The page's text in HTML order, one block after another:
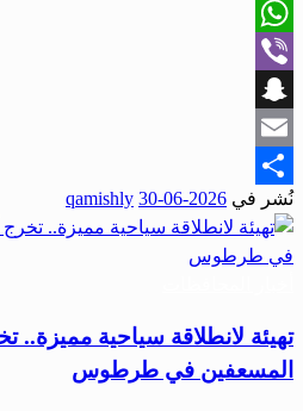
X
WhatsApp
Viber
Snapchat
Email
Share
نُشر في 2026-06-30
qamishly
تهيئة لانطلاقة سياحية
المسعفين في طرطوس